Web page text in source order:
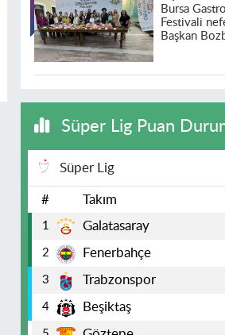
Bursa
Festivali
Başkan
Süper Lig Puan
Süper Lig
# Takım
1 Galatasaray
2 Fenerbahçe
3 Trabzonspor
4 Beşiktaş